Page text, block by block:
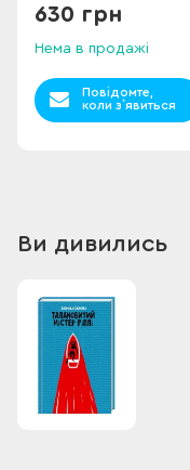
630 грн
Нема в продажі
Повідомте,
коли з`явиться
Ви дивились